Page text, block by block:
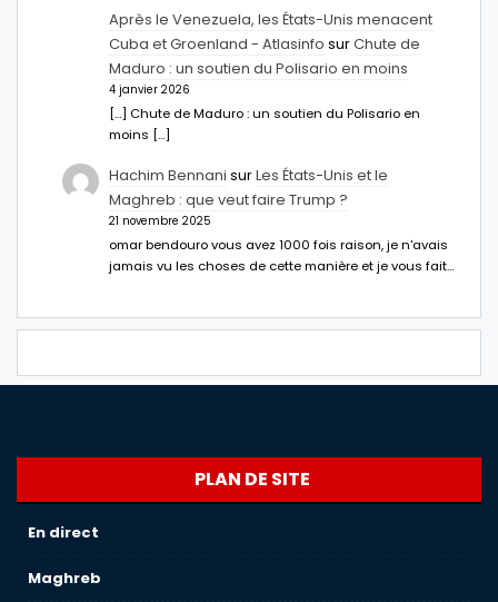
Après le Venezuela, les États-Unis menacent
Cuba et Groenland - Atlasinfo surChute de
Maduro : un soutien du Polisario en moins
4 janvier 2026
[…] Chute de Maduro : un soutien du Polisario en
moins […]
Hachim Bennani surLes États-Unis et le
Maghreb : que veut faire Trump ?
21 novembre 2025
omar bendouro vous avez 1000 fois raison, je n'avais
jamais vu les choses de cette manière et je vous fait…
PLAN DE SITE
En direct
Maghreb